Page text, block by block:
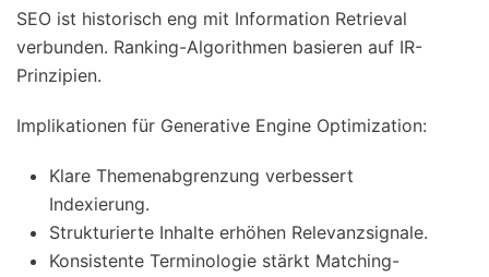
SEO ist historisch eng mit Information Retrieval
verbunden. Ranking-Algorithmen basieren auf IR-
Prinzipien.
Implikationen für Generative Engine Optimization:
Klare Themenabgrenzung verbessert
Indexierung.
Strukturierte Inhalte erhöhen Relevanzsignale.
Konsistente Terminologie stärkt Matching-